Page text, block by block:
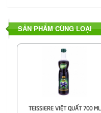
SẢN PHẨM CÙNG LOẠI
TEISSIERE VIỆT QUẤT 700 ML